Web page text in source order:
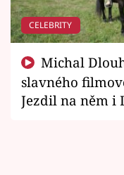
CELEBRITY
slavného
Jezdil na něm i